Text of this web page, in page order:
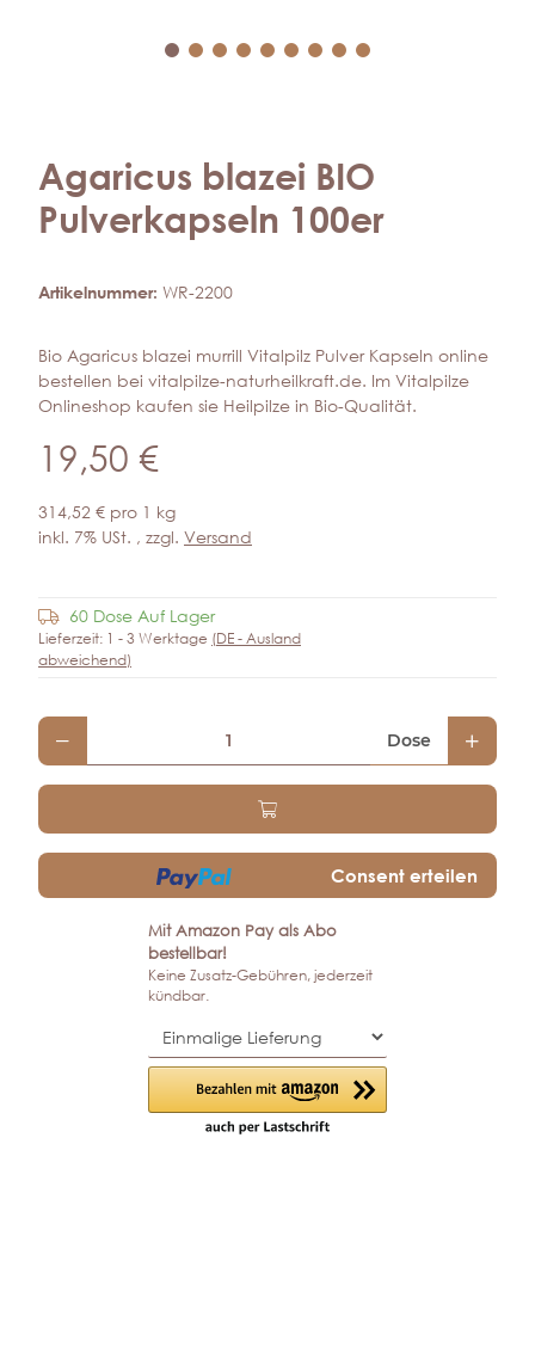
Agaricus blazei BIO
Pulverkapseln 100er
Artikelnummer: WR-2200
Bio Agaricus blazei murrill Vitalpilz Pulver Kapseln online
bestellen bei vitalpilze-naturheilkraft.de. Im Vitalpilze
Onlineshop kaufen sie Heilpilze in Bio-Qualität.
19,50 €
314,52 € pro 1 kg
inkl. 7% USt. , zzgl. Versand
60 Dose Auf Lager
Lieferzeit: 1 - 3 Werktage (DE - Ausland
abweichend)
Dose
Consent erteilen
Mit Amazon Pay als Abo
bestellbar!
Keine Zusatz-Gebühren, jederzeit
kündbar.